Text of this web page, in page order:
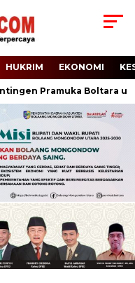
HUKRIM EKONOMI
Pramuka Boltara